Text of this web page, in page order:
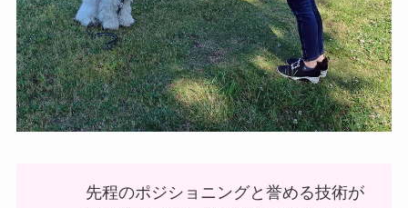
先程のポジショニングと誉める技術が